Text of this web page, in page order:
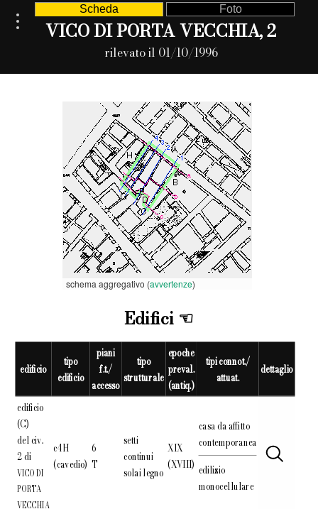
Scheda Foto
VICO DI PORTA VECCHIA, 2
rilevato il 01/10/1996
schema aggregativo (avvertenze)
Edifici
edificio tipo
edificio
piani
f.t./
accesso
tipo
strutturale
epoche
preval.
(antiq.)
tipi connot./
attuat.
dettaglio
edificio
(C)
del civ.
2 di
VICO DI
PORTA
VECCHIA
c4H
(cavedio)
6
T
setti
continui
solai legno
XIX
(XVIII)
casa da affitto
contemporanea
edilizio
monocellulare